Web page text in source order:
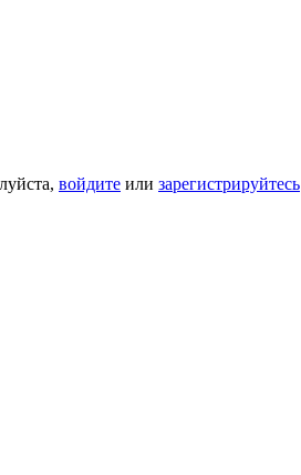
войдите или зарегистрируйтесь